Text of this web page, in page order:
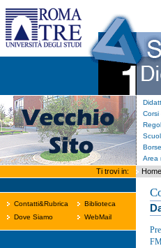
Corsi
Area
Ti trovi in:
Contatti&Rubrica
Dove Siamo
Biblioteca
WebMail